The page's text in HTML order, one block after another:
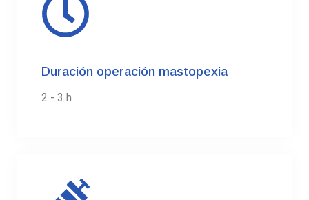
Duración operación mastopexia
2 - 3 h